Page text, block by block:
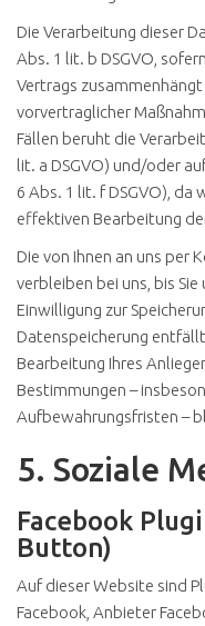
Die Verarbeitung dieser
Abs. 1 lit. b DSGVO,
Vertrags
vorvertraglicher
Fällen beruht die
lit. a DSGVO) und/oder
6 Abs. 1 lit. f DSGVO), da
effektiven Bearbeitung
Die von Ihnen an uns per
verbleiben bei uns, bis
Einwilligung zur
Datenspeicherung
Bearbeitung Ihres
Bestimmungen –
Aufbewahrungsfristen –
5. Soziale
Facebook
Button)
Auf dieser Website sind
Facebook, Anbieter